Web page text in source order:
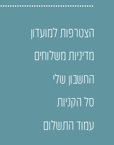
הצטרפות למועדון
מדיניות משלוחים
החשבון שלי
סל הקניות
עמוד התשלום